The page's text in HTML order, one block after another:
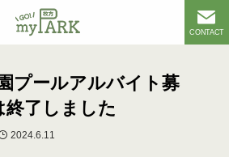
CONTACT
プールアルバイト募
了しました
2024.6.11